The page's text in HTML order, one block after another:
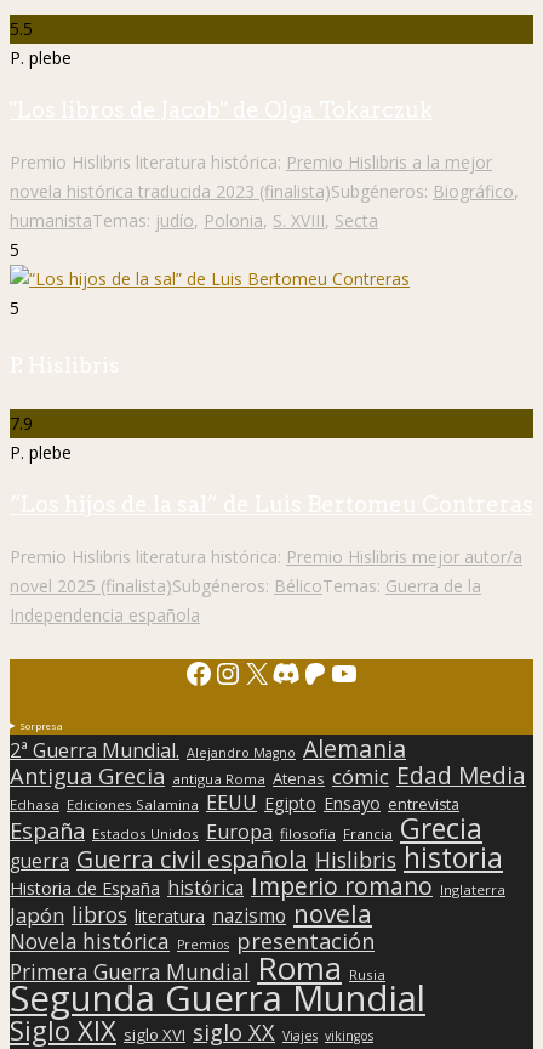
5.5
P. plebe
"Los libros de Jacob" de Olga Tokarczuk
Premio Hislibris literatura histórica: Premio Hislibris a la mejor
novela histórica traducida 2023 (finalista)Subgéneros: Biográfico,
humanistaTemas: judío, Polonia, S. XVIII, Secta
5
5
P. Hislibris
7.9
P. plebe
“Los hijos de la sal” de Luis Bertomeu Contreras
Premio Hislibris literatura histórica: Premio Hislibris mejor autor/a
novel 2025 (finalista)Subgéneros: BélicoTemas: Guerra de la
Independencia española
Facebook
Instagram
X Discord
Patreon
YouTube
Sorpresa
2ª Guerra Mundial. Alejandro Magno Alemania
Antigua Grecia antigua Roma Atenas cómic Edad Media
Edhasa Ediciones Salamina EEUU Egipto Ensayo entrevista
España Estados Unidos Europa filosofía Francia Grecia
guerra Guerra civil española Hislibris historia
Historia de España histórica Imperio romano Inglaterra
Japón libros literatura nazismo novela
Novela histórica Premios presentación
Primera Guerra Mundial Roma Rusia
Segunda Guerra Mundial
Siglo XIX siglo XVI siglo XX Viajes vikingos